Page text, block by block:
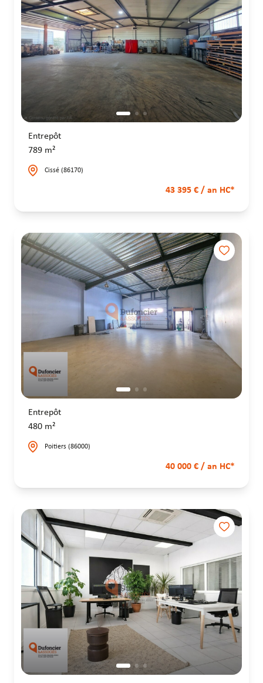
Entrepôt
789 m²
Cissé (86170)
43 395 € / an HC*
Entrepôt
480 m²
Poitiers (86000)
40 000 € / an HC*